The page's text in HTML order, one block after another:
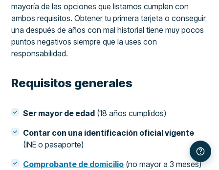
mayoría de las opciones que listamos cumplen con
ambos requisitos. Obtener tu primera tarjeta o conseguir
una después de años con mal historial tiene muy pocos
puntos negativos siempre que la uses con
responsabilidad.
Requisitos generales
Ser mayor de edad (18 años cumplidos)
Contar con una identificación oficial vigente
(INE o pasaporte)
Comprobante de domicilio (no mayor a 3 meses)